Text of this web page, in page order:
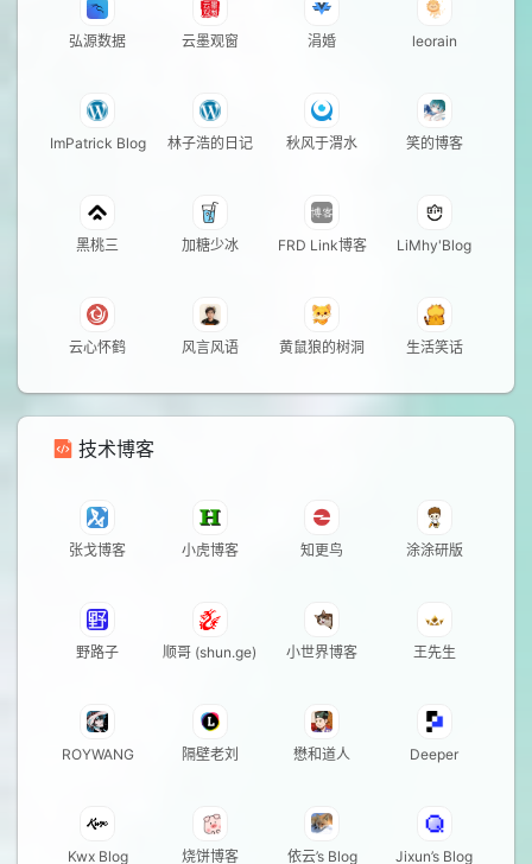
弘源数据 云墨观窗 涓婚 leorain
ImPatrick Blog 林子浩的日记 秋风于渭水 笑的博客
黑桃三 加糖少冰 FRD Link博客 LiMhy'Blog
云心怀鹤 风言风语 黄鼠狼的树洞 生活笑话
技术博客
张戈博客 小虎博客 知更鸟 涂涂研版
野路子 顺哥 (shun.ge) 小世界博客 王先生
ROYWANG 隔壁老刘 懋和道人 Deeper
Kwx Blog 烧饼博客 依云’s Blog Jixun’s Blog